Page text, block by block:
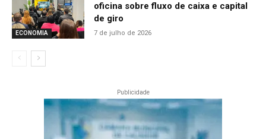
ECONOMIA
oficina sobre fluxo de caixa e capital
de giro
7 de julho de 2026
Publicidade